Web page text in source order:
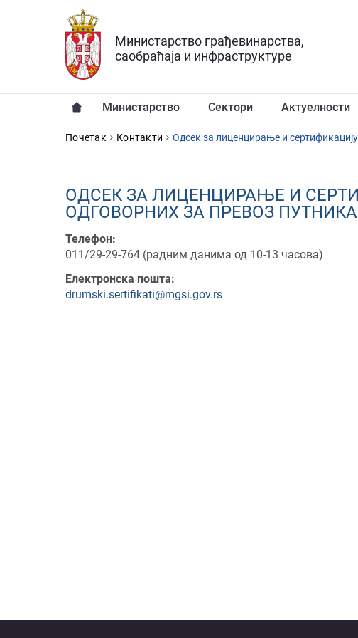
Прескочи на главни део садржаја
Министарство грађевинарства,
саобраћаја и инфраструктуре
Министарство Сектори Актуелности
YOU ARE HERE
Почетак Контакти Одсек за лиценцирање и
ОДСЕК ЗА ЛИЦЕНЦИРАЊЕ И
ОДГОВОРНИХ ЗА ПРЕВОЗ ПУТНИКА
Телефон:
011/29-29-764 (радним данима од 10-13 часова)
Електронска пошта:
drumski.sertifikati@mgsi.gov.rs